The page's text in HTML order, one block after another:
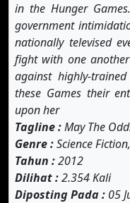
in the Hunger
government
nationally televised
fight with one
against highly-
these Games their
upon her
Tagline :May The
Genre :Science
Tahun :2012
Dilihat :2.354 Kali
Diposting Pada : 05